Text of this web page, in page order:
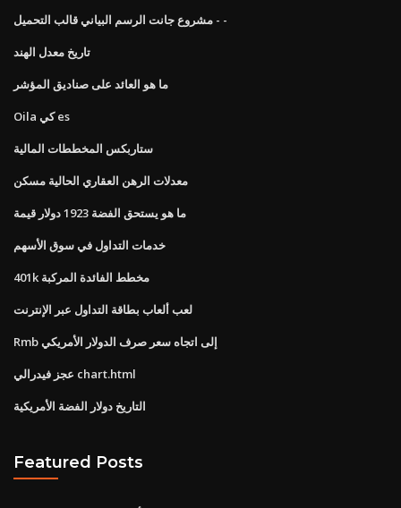
مشروع جانت الرسم البياني قالب التحميل - -
تاريخ معدل الهند
ما هو العائد على صناديق المؤشر
Oila كي es
ستاربكس المخططات المالية
معدلات الرهن العقاري الحالية مسكن
ما هو يستحق الفضة 1923 دولار قيمة
خدمات التداول في سوق الأسهم
401k مخطط الفائدة المركبة
لعب ألعاب بطاقة التداول عبر الإنترنت
Rmb إلى اتجاه سعر صرف الدولار الأمريكي
عجز فيدرالي chart.html
التاريخ دولار الفضة الأمريكية
Featured Posts